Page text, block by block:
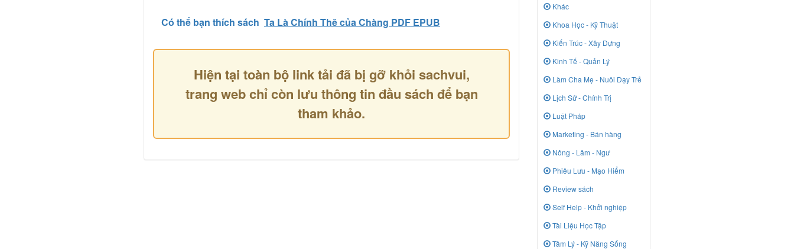
Có thể bạn thích sách Ta Là Chính Thê của Chàng PDF EPUB
Hiện tại toàn bộ link tải đã bị gỡ khỏi sachvui,
trang web chỉ còn lưu thông tin đầu sách để bạn
tham khảo.
Khác
Khoa Học - Kỹ Thuật
Kiến Trúc - Xây Dựng
Kinh Tế - Quản Lý
Làm Cha Mẹ - Nuôi Dạy Trẻ
Lịch Sử - Chính Trị
Luật Pháp
Marketing - Bán hàng
Nông - Lâm - Ngư
Phiêu Lưu - Mạo Hiểm
Review sách
Self Help - Khởi nghiệp
Tài Liệu Học Tập
Tâm Lý - Kỹ Năng Sống